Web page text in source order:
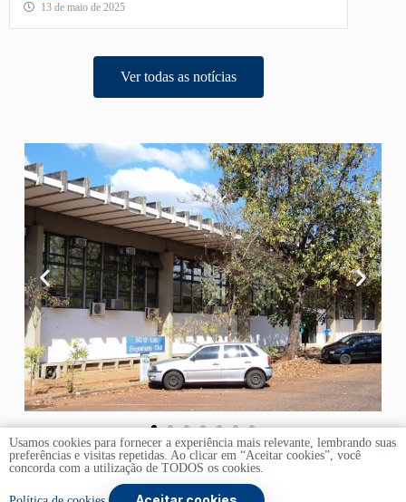
13 de maio de 2025
Ver todas as notícias
Usamos cookies para fornecer a experiência mais relevante, lembrando suas
preferências e visitas repetidas. Ao clicar em “Aceitar cookies”, você
concorda com a utilização de TODOS os cookies.